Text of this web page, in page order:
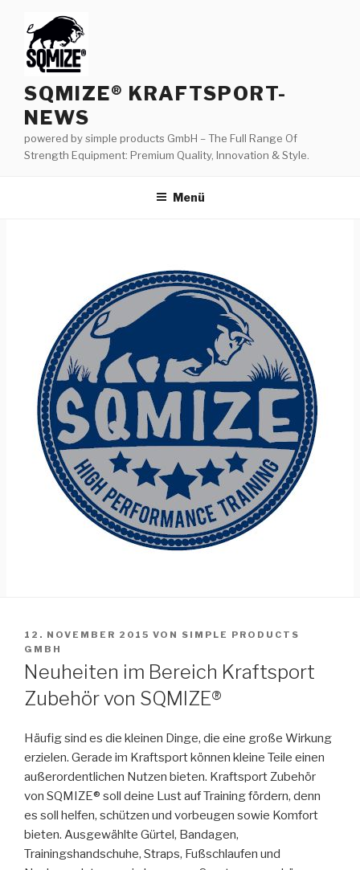
Inhalt
springen
SQMIZE® KRAFTSPORT-
NEWS
powered by simple products GmbH – The Full Range Of
Strength Equipment: Premium Quality, Innovation & Style.
Menü
VERÖFFENTLICHT
AM
12. NOVEMBER 2015 VON SIMPLE PRODUCTS
GMBH
Neuheiten im Bereich Kraftsport
Zubehör von SQMIZE®
Häufig sind es die kleinen Dinge, die eine große Wirkung
erzielen. Gerade im Kraftsport können kleine Teile einen
außerordentlichen Nutzen bieten. Kraftsport Zubehör
von SQMIZE® soll deine Lust auf Training fördern, denn
es soll helfen, schützen und vorbeugen sowie Komfort
bieten. Ausgewählte Gürtel, Bandagen,
Trainingshandschuhe, Straps, Fußschlaufen und